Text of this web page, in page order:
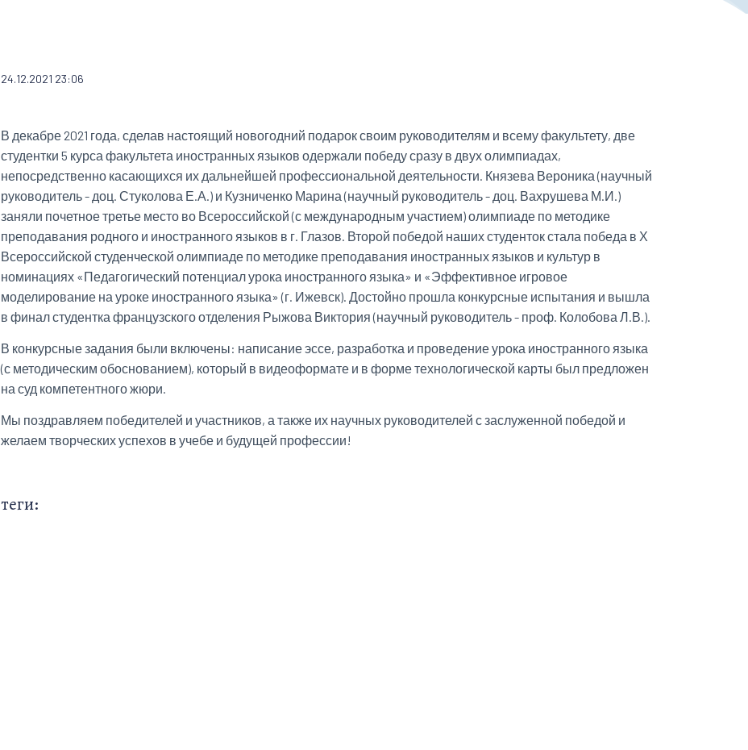
24.12.2021 23:06
В декабре 2021 года, сделав настоящий новогодний подарок своим руководителям и всему факультету, две
студентки 5 курса факультета иностранных языков одержали победу сразу в двух олимпиадах,
непосредственно касающихся их дальнейшей профессиональной деятельности. Князева Вероника (научный
руководитель - доц. Стуколова Е.А.) и Кузниченко Марина (научный руководитель - доц. Вахрушева М.И.)
заняли почетное третье место во Всероссийской (с международным участием) олимпиаде по методике
преподавания родного и иностранного языков в г. Глазов. Второй победой наших студенток стала победа в Х
Всероссийской студенческой олимпиаде по методике преподавания иностранных языков и культур в
номинациях «Педагогический потенциал урока иностранного языка» и «Эффективное игровое
моделирование на уроке иностранного языка» (г. Ижевск). Достойно прошла конкурсные испытания и вышла
в финал студентка французского отделения Рыжова Виктория (научный руководитель - проф. Колобова Л.В.).
В конкурсные задания были включены: написание эссе, разработка и проведение урока иностранного языка
(с методическим обоснованием), который в видеоформате и в форме технологической карты был предложен
на суд компетентного жюри.
Мы поздравляем победителей и участников, а также их научных руководителей с заслуженной победой и
желаем творческих успехов в учебе и будущей профессии!
теги: